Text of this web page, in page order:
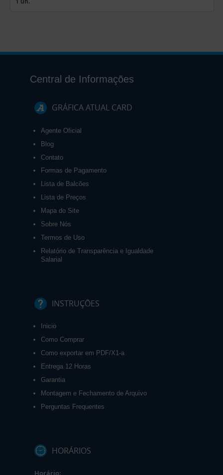
Central de Informações
GRÁFICA ATUAL CARD
Agente Oficial
Blog
Contato
Formas de Pagamento
Lista de Balcões
Lista de Preços
Mapa do Site
Sobre Nós
Termos de Uso
Relatório de Transparência e Igualdade
Salarial
INSTRUÇÕES
Inicio
Como Comprar
Como exportar em PDF/X1-a
Entrega 12 Horas
Garantia
Montagem e Fechamento de Arquivo
Perguntas Frequentes
HORÁRIOS
Horário: